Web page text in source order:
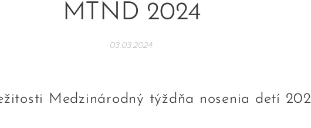
MTND 2024
03.03.2024
Medzinárodný týždňa nosenia detí